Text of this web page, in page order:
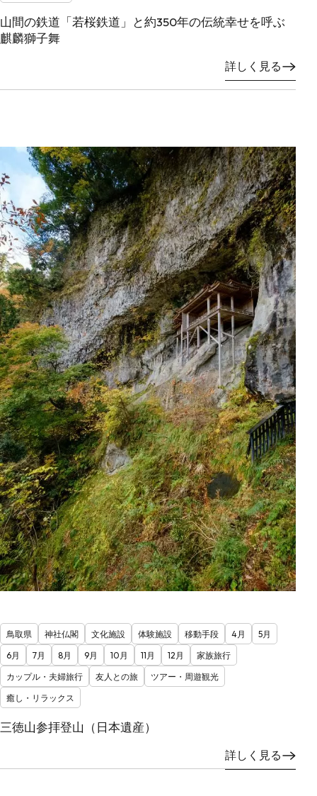
山間の鉄道「若桜鉄道」と約350年の伝統幸せを呼ぶ
麒麟獅子舞
詳しく見る
鳥取県 神社仏閣 文化施設 体験施設 移動手段 4月
5月
6月
7月 8月 9月 10月 11月 12月
家族旅行
カップル・夫婦旅行
友人との旅
ツアー・周遊観光
癒し・リラックス
三徳山参拝登山（日本遺産）
詳しく見る